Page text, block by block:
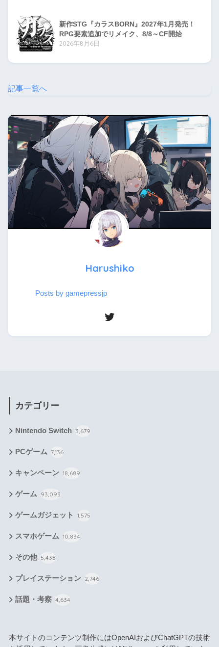
新作STG『カラスBORN』2027年1月発売！
RPG要素追加でリメイク、8/8～CF開始
2026年8月6日
記事一覧へ
Harushiko
Posts by gamepressjp
カテゴリー
Nintendo Switch 3,679
PCゲーム 7,136
キャンペーン 18,689
ゲーム 93,093
ゲームガジェット 1,575
スマホゲーム 10,834
その他 5,438
プレイステーション 2,746
話題・考察 4,634
本サイトのコンテンツ制作にはOpenAIおよびChatGPTの技術